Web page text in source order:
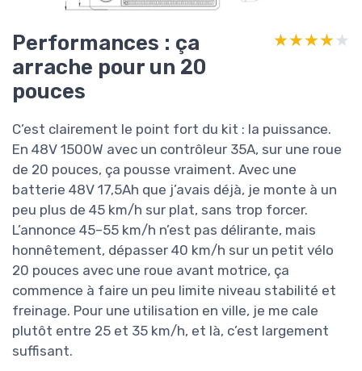
Performances : ça
arrache pour un 20
pouces
★★★★★
★★★★★
C’est clairement le point fort du kit : la puissance.
En 48V 1500W avec un contrôleur 35A, sur une roue
de 20 pouces, ça pousse vraiment. Avec une
batterie 48V 17,5Ah que j’avais déjà, je monte à un
peu plus de 45 km/h sur plat, sans trop forcer.
L’annonce 45–55 km/h n’est pas délirante, mais
honnêtement, dépasser 40 km/h sur un petit vélo
20 pouces avec une roue avant motrice, ça
commence à faire un peu limite niveau stabilité et
freinage. Pour une utilisation en ville, je me cale
plutôt entre 25 et 35 km/h, et là, c’est largement
suffisant.